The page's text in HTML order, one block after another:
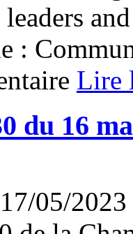
leaders
:
Lire
du 16
05/2023